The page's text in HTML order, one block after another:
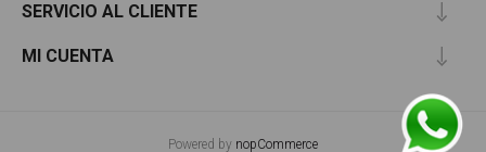
SERVICIO AL CLIENTE
MI CUENTA
Powered by nopCommerce